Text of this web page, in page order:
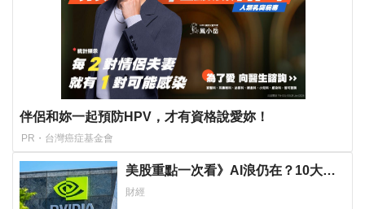
伴侶和妳一起預防HPV，才有資格說愛妳！
PR・台灣癌症基金會
美股重點一次看》AI浪仍在？10大科
技巨頭最新利多、利空盤點
財經